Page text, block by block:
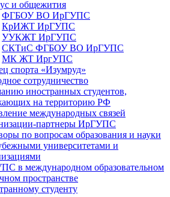
и общежития
ФГБОУ ВО ИрГУПС
КрИЖТ ИрГУПС
УУКЖТ ИрГУПС
СКТиС ФГБОУ ВО ИрГУПС
МК ЖТ ИргУПС
спорта «Изумруд»
сотрудничество
иностранных студентов,
на территорию РФ
международных связей
партнеры ИрГУПС
по вопросам образования и науки
университетами и
в международном образовательном
пространстве
студенту